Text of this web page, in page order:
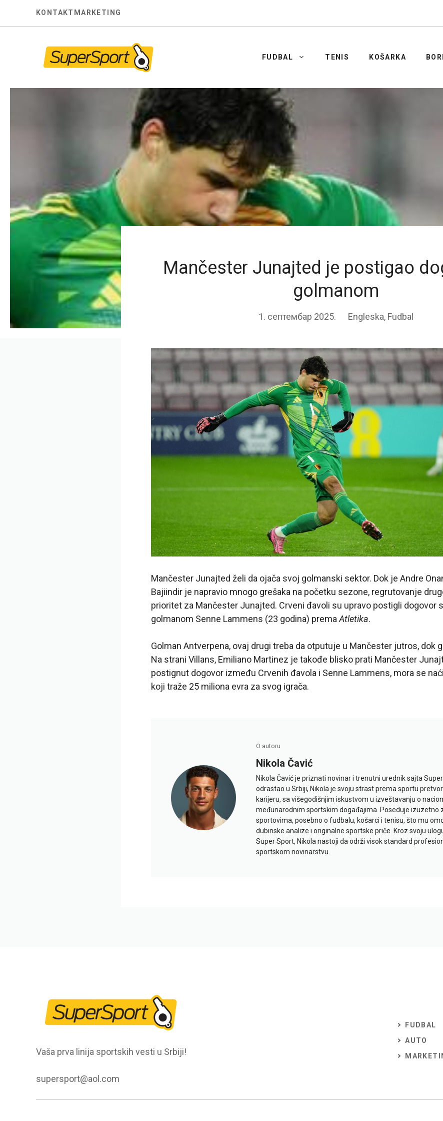
KONTAKT MARKETING
FUDBAL TENIS KOŠARKA
Mančester Junajted je postigao
golmanom
1. септембар 2025. Engleska, Fudbal
Mančester Junajted želi da ojača svoj golmanski sektor. Dok je Andre
Bajiindir je napravio mnogo grešaka na početku sezone, regrutovanje
prioritet za Mančester Junajted. Crveni đavoli su upravo postigli dogovor
golmanom Senne Lammens (23 godina) prema Atletika.
Golman Antverpena, ovaj drugi treba da otputuje u Mančester jutros, dok
Na strani Villans, Emiliano Martinez je takođe blisko prati Mančester
postignut dogovor između Crvenih đavola i Senne Lammens, mora se
koji traže 25 miliona evra za svog igrača.
O autoru
Nikola Čavić
Nikola Čavić je priznati novinar i trenutni urednik sajta
odrastao u Srbiji, Nikola je svoju strast prema sportu
karijeru, sa višegodišnjim iskustvom u izveštavanju o
međunarodnim sportskim događajima. Poseduje izuzetno
sportovima, posebno o fudbalu, košarci i tenisu, što mu
dubinske analize i originalne sportske priče. Kroz svoju
Super Sport, Nikola nastoji da održi visok standard
sportskom novinarstvu.
Vaša prva linija sportskih vesti u Srbiji!
supersport@aol.com
FUDBAL
AUTO